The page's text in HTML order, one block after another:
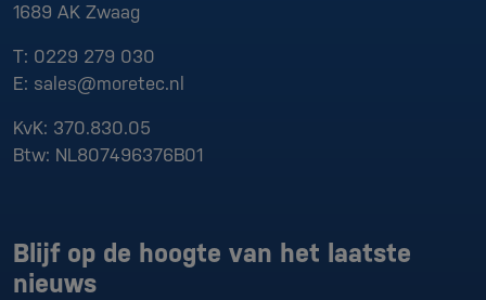
1689 AK Zwaag
T: 0229 279 030
E: sales@moretec.nl
KvK: 370.830.05
Btw: NL807496376B01
Blijf op de hoogte van het laatste
nieuws